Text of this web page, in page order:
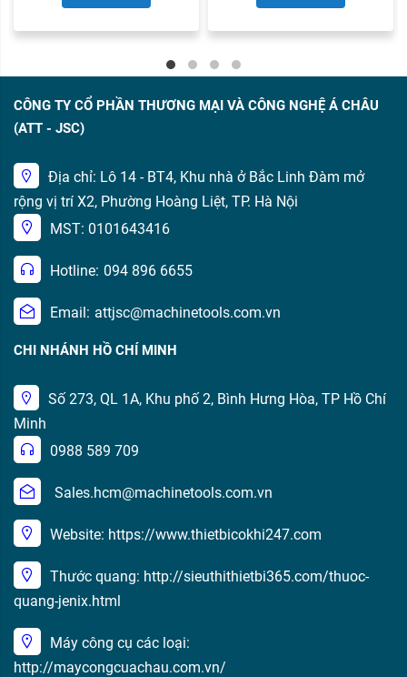
CÔNG TY CỔ PHẦN THƯƠNG MẠI VÀ CÔNG NGHỆ Á CHÂU
(ATT - JSC)
Địa chỉ: Lô 14 - BT4, Khu nhà ở Bắc Linh Đàm mở
rộng vị trí X2, Phường Hoàng Liệt, TP. Hà Nội
MST: 0101643416
Hotline: 094 896 6655
Email: attjsc@machinetools.com.vn
CHI NHÁNH HỒ CHÍ MINH
Số 273, QL 1A, Khu phố 2, Bình Hưng Hòa, TP Hồ Chí
Minh
0988 589 709
Sales.hcm@machinetools.com.vn
Website: https://www.thietbicokhi247.com
Thước quang: http://sieuthithietbi365.com/thuoc-
quang-jenix.html
Máy công cụ các loại:
http://maycongcuachau.com.vn/